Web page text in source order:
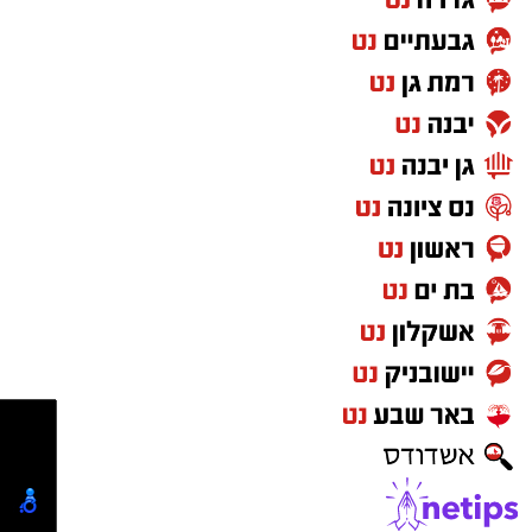
מעוניינים להגיב? לדווח ? צרו איתנו קשר במייל -
ASHDODS@ISNET.CO.IL